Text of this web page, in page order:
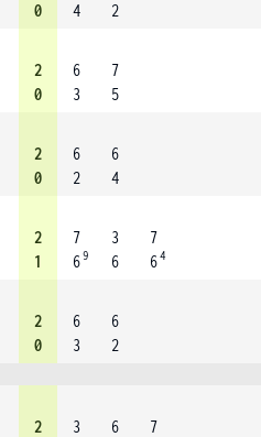
0
4
2
2
0
6
3
7
5
2
0
6
2
6
4
2
1
7
69
3
6
7
64
2
0
6
3
6
2
2
3
6
7